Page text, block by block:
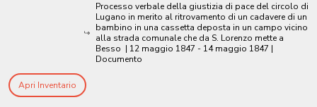
Processo verbale della giustizia di pace del circolo di
Lugano in merito al ritrovamento di un cadavere di un
bambino in una cassetta deposta in un campo vicino
alla strada comunale che da S. Lorenzo mette a
Besso | 12 maggio 1847 - 14 maggio 1847 |
Documento
Apri Inventario